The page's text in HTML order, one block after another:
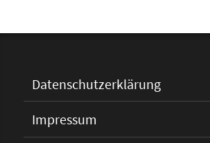
Datenschutzerklärung
Impressum